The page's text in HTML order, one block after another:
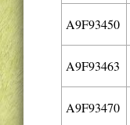
A9F93450
A9F93463
A9F93470